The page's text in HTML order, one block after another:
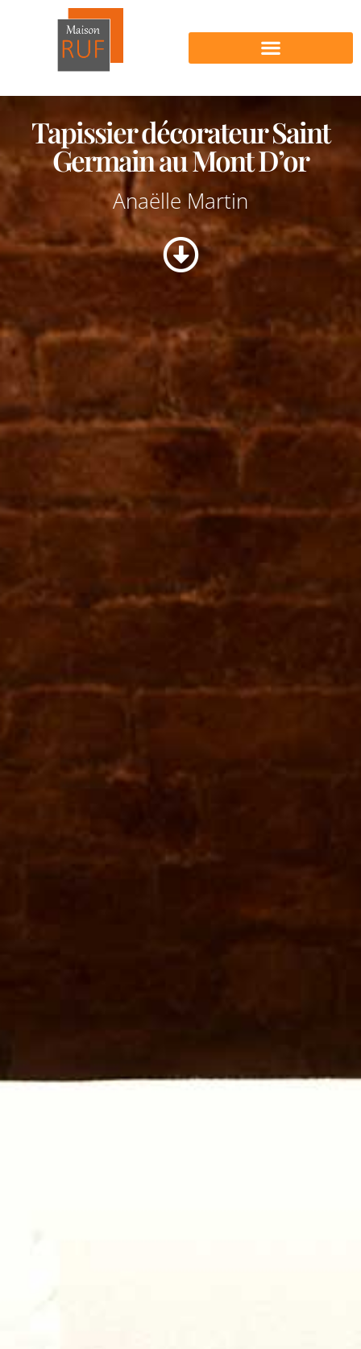
Tapissier décorateur Saint
Germain au Mont D’or
Anaëlle Martin